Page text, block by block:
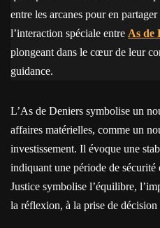
entre les arcanes pour en
l’interaction spéciale entre As de
plongeant dans le cœur de leur
guidance.
L’As de Deniers symbolise un
affaires matérielles, comme un
investissement. Il évoque une
indiquant une période de
Justice symbolise l’équilibre,
la réflexion, à la prise de décision